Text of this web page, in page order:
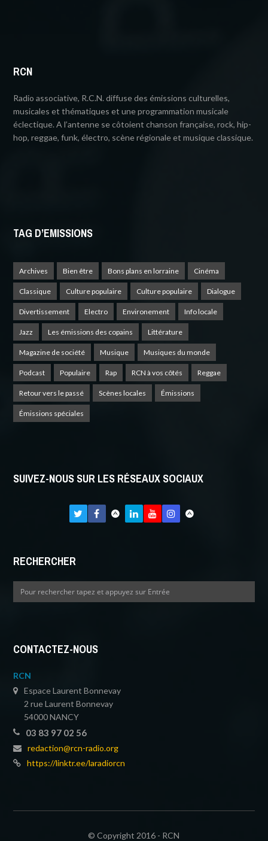
RCN
Radio associative, R.C.N. diffuse des émissions culturelles,
musicales et thématiques et une programmation musicale
éclectique. A l’antenne se côtoient chanson française, rock, hip-
hop, reggae, funk, électro, scène régionale et musique classique.
TAG D’EMISSIONS
Archives Bien être Bons plans en lorraine Cinéma
Classique Culture populaire Culture populaire Dialogue
Divertissement Electro Environement Info locale
Jazz Les émissions des copains Littérature
Magazine de société Musique Musiques du monde
Podcast Populaire Rap RCN à vos côtés Reggae
Retour vers le passé Scènes locales Émissions
Émissions spéciales
SUIVEZ-NOUS SUR LES RÉSEAUX SOCIAUX
RECHERCHER
CONTACTEZ-NOUS
RCN
Espace Laurent Bonnevay
2 rue Laurent Bonnevay
54000 NANCY
03 83 97 02 56
redaction@rcn-radio.org
https://linktr.ee/laradiorcn
© Copyright 2016 - RCN